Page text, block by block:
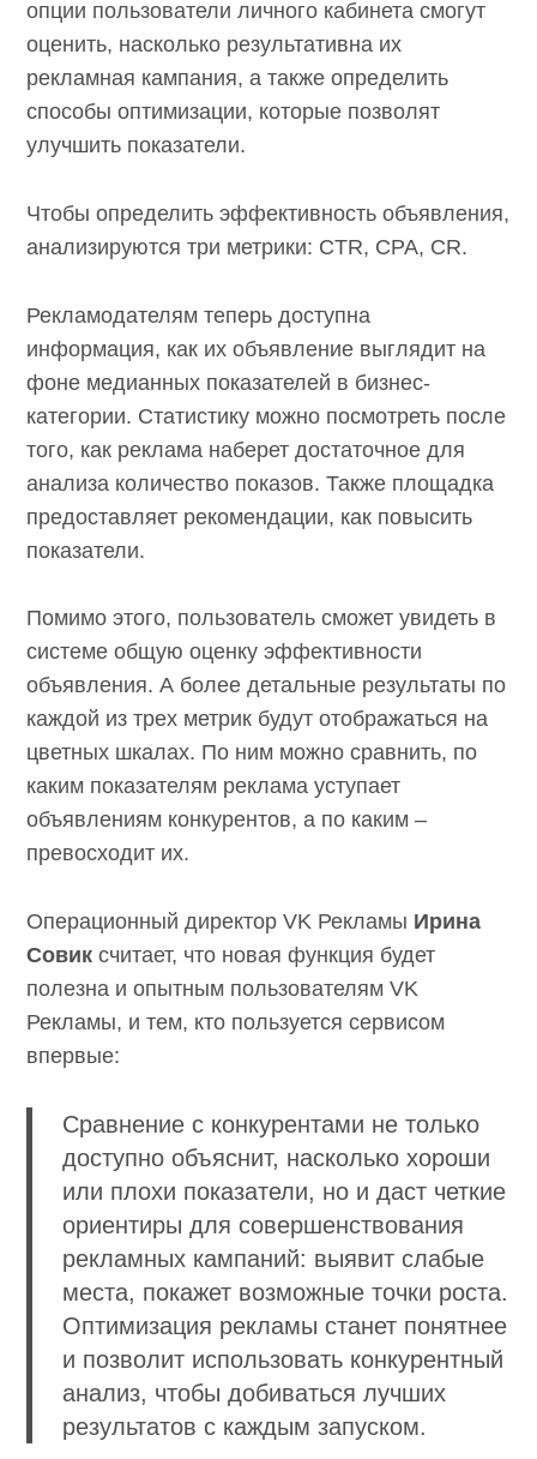
опции пользователи личного кабинета смогут
оценить, насколько результативна их
рекламная кампания, а также определить
способы оптимизации, которые позволят
улучшить показатели.
Чтобы определить эффективность объявления,
анализируются три метрики: CTR, CPA, CR.
Рекламодателям теперь доступна
информация, как их объявление выглядит на
фоне медианных показателей в бизнес-
категории. Статистику можно посмотреть после
того, как реклама наберет достаточное для
анализа количество показов. Также площадка
предоставляет рекомендации, как повысить
показатели.
Помимо этого, пользователь сможет увидеть в
системе общую оценку эффективности
объявления. А более детальные результаты по
каждой из трех метрик будут отображаться на
цветных шкалах. По ним можно сравнить, по
каким показателям реклама уступает
объявлениям конкурентов, а по каким –
превосходит их.
Операционный директор VK Рекламы Ирина
Совик считает, что новая функция будет
полезна и опытным пользователям VK
Рекламы, и тем, кто пользуется сервисом
впервые:
Сравнение с конкурентами не только
доступно объяснит, насколько хороши
или плохи показатели, но и даст четкие
ориентиры для совершенствования
рекламных кампаний: выявит слабые
места, покажет возможные точки роста.
Оптимизация рекламы станет понятнее
и позволит использовать конкурентный
анализ, чтобы добиваться лучших
результатов с каждым запуском.